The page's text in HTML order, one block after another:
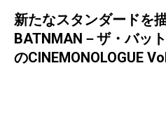
新たなスタンダードを
BATNMAN－ザ・バッ
のCINEMONOLOGUE